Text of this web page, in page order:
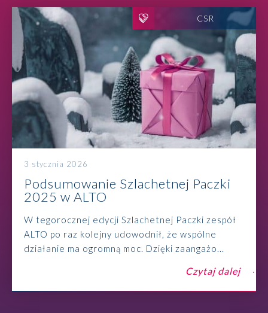
CSR
3 stycznia 2026
Podsumowanie Szlachetnej Paczki
2025 w ALTO
W tegorocznej edycji Szlachetnej Paczki zespół
ALTO po raz kolejny udowodnił, że wspólne
działanie ma ogromną moc. Dzięki zaangażo...
Czytaj dalej